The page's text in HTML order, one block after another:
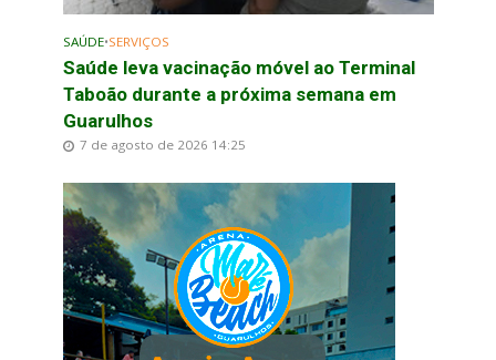
SAÚDE•SERVIÇOS
Saúde leva vacinação móvel ao Terminal
Taboão durante a próxima semana em
Guarulhos
7 de agosto de 2026 14:25